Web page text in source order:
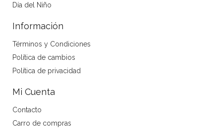
Día del Niño
Información
Términos y Condiciones
Política de cambios
Política de privacidad
Mi Cuenta
Contacto
Carro de compras